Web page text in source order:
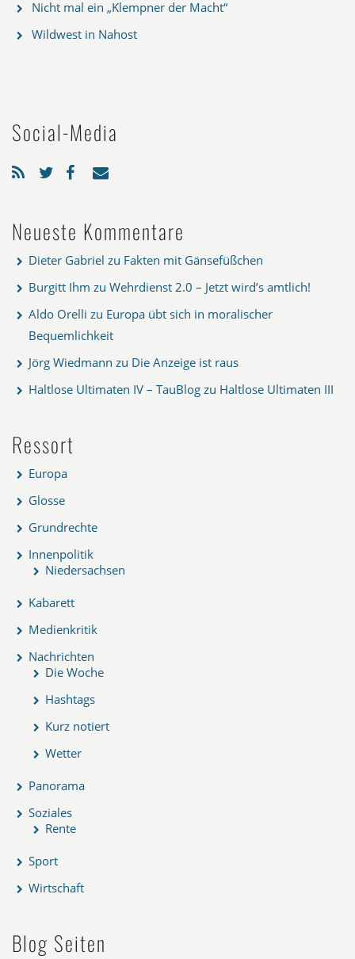
Nicht mal ein „Klempner der Macht“
Wildwest in Nahost
Social-Media
Neueste Kommentare
Dieter Gabriel zu Fakten mit Gänsefüßchen
Burgitt Ihm zu Wehrdienst 2.0 – Jetzt wird’s amtlich!
Aldo Orelli zu Europa übt sich in moralischer
Bequemlichkeit
Jörg Wiedmann zu Die Anzeige ist raus
Haltlose Ultimaten IV – TauBlog zu Haltlose Ultimaten III
Ressort
Europa
Glosse
Grundrechte
Innenpolitik
Niedersachsen
Kabarett
Medienkritik
Nachrichten
Die Woche
Hashtags
Kurz notiert
Wetter
Panorama
Soziales
Rente
Sport
Wirtschaft
Blog Seiten